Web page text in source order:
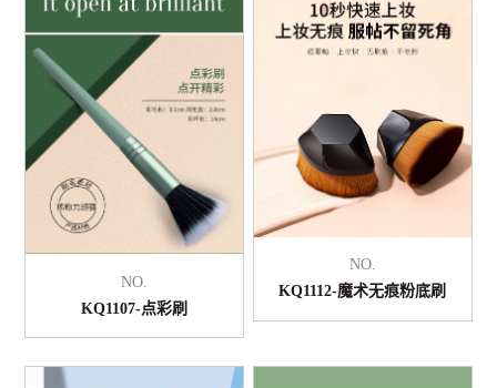
NO.
KQ1107-点彩刷
NO.
KQ1112-魔术无痕粉底刷